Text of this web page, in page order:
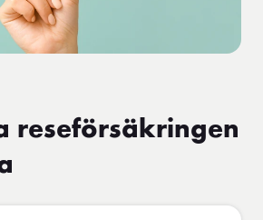
reseförsäkringen